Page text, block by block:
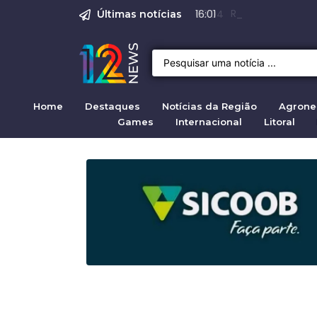
Últimas notícias 09:04 Range Rover
Justiça pela
Justiça para
Justiça pela
Quirno destaca
Home Destaques Notícias da Região
Games
Internacional Litoral